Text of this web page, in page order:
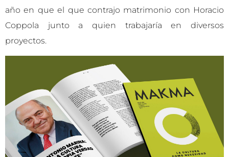
año en que el que contrajo matrimonio con Horacio
Coppola junto a quien trabajaría en diversos
proyectos.